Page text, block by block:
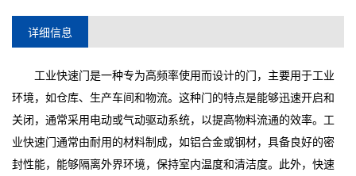
详细信息
工业快速门是一种专为高频率使用而设计的门，主要用于工业
环境，如仓库、生产车间和物流。这种门的特点是能够迅速开启和
关闭，通常采用电动或气动驱动系统，以提高物料流通的效率。工
业快速门通常由耐用的材料制成，如铝合金或钢材，具备良好的密
封性能，能够隔离外界环境，保持室内温度和清洁度。此外，快速